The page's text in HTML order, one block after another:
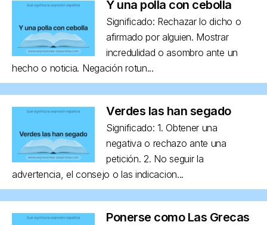
Y una polla con cebolla
Significado: Rechazar lo dicho o
afirmado por alguien. Mostrar
incredulidad o asombro ante un
hecho o noticia. Negación rotun...
Verdes las han segado
Significado: 1. Obtener una
negativa o rechazo ante una
petición. 2. No seguir la
advertencia, el consejo o las indicacion...
Ponerse como Las Grecas